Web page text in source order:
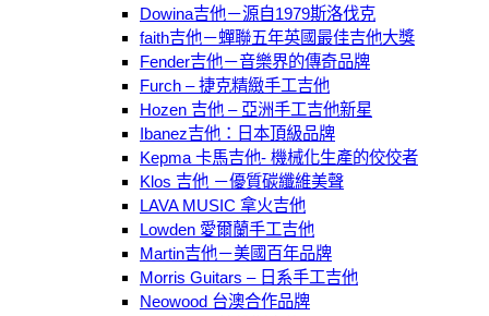
Dowina吉他－源自1979斯洛伐克
faith吉他－蟬聯五年英國最佳吉他大獎
Fender吉他－音樂界的傳奇品牌
Furch – 捷克精緻手工吉他
Hozen 吉他 – 亞洲手工吉他新星
Ibanez吉他：日本頂級品牌
Kepma 卡馬吉他- 機械化生產的佼佼者
Klos 吉他 －優質碳纖維美聲
LAVA MUSIC 拿火吉他
Lowden 愛爾蘭手工吉他
Martin吉他－美國百年品牌
Morris Guitars – 日系手工吉他
Neowood 台澳合作品牌